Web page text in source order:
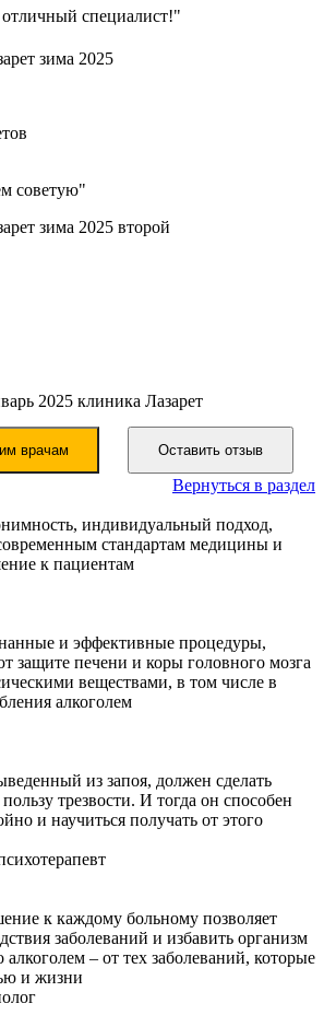
отличный специалист!"
советую"
врачам Оставить отзыв
Вернуться в раздел
индивидуальный подход,
стандартам медицины и
к пациентам
и эффективные процедуры,
защите печени и коры головного мозга
веществами, в том числе в
алкоголем
из запоя, должен сделать
трезвости. И тогда он способен
и научиться получать от этого
к каждому больному позволяет
заболеваний и избавить организм
алкоголем – от тех заболеваний, которые
и жизни